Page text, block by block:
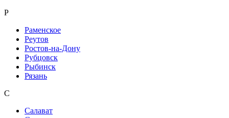
Р
Раменское
Реутов
Ростов-на-Дону
Рубцовск
Рыбинск
Рязань
С
Салават